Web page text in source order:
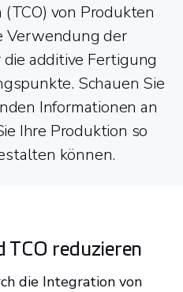
von Produkten
Verwendung der
additive Fertigung
Schauen Sie
Informationen an
Ihre Produktion so
können.
reduzieren
die Integration von